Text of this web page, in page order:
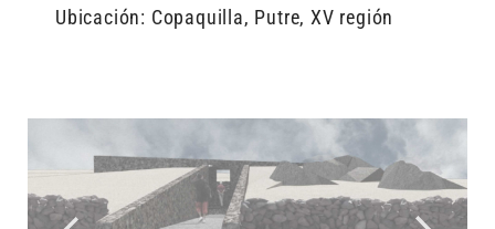
Ubicación: Copaquilla, Putre, XV región